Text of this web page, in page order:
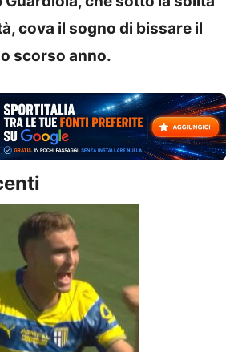
cova il sogno di bissare il
scorso anno.